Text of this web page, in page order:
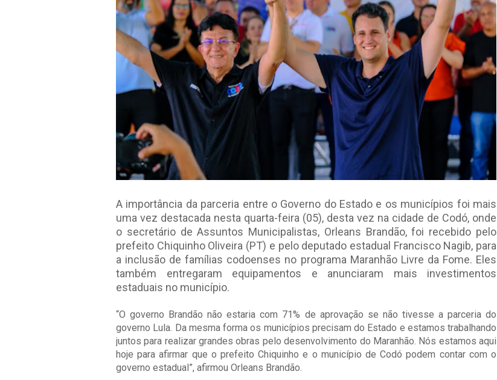
A importância da parceria entre o Governo do Estado e os municípios foi mais
uma vez destacada nesta quarta-feira (05), desta vez na cidade de Codó, onde
o secretário de Assuntos Municipalistas, Orleans Brandão, foi recebido pelo
prefeito Chiquinho Oliveira (PT) e pelo deputado estadual Francisco Nagib, para
a inclusão de famílias codoenses no programa Maranhão Livre da Fome. Eles
também entregaram equipamentos e anunciaram mais investimentos
estaduais no município.
“O governo Brandão não estaria com 71% de aprovação se não tivesse a parceria do
governo Lula. Da mesma forma os municípios precisam do Estado e estamos trabalhando
juntos para realizar grandes obras pelo desenvolvimento do Maranhão. Nós estamos aqui
hoje para afirmar que o prefeito Chiquinho e o município de Codó podem contar com o
governo estadual”, afirmou Orleans Brandão.